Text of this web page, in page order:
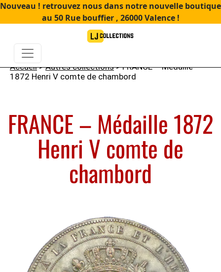
Nouveau ! retrouvez nous dans notre nouvelle boutique
au 50 Rue bouffier , 26000 Valence !
Accueil>Autres collections> FRANCE – Médaille
1872 Henri V comte de chambord
FRANCE – Médaille 1872
Henri V comte de
chambord